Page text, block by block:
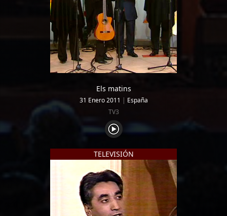
Els matins
31 Enero 2011 | España
TV3
TELEVISIÓN